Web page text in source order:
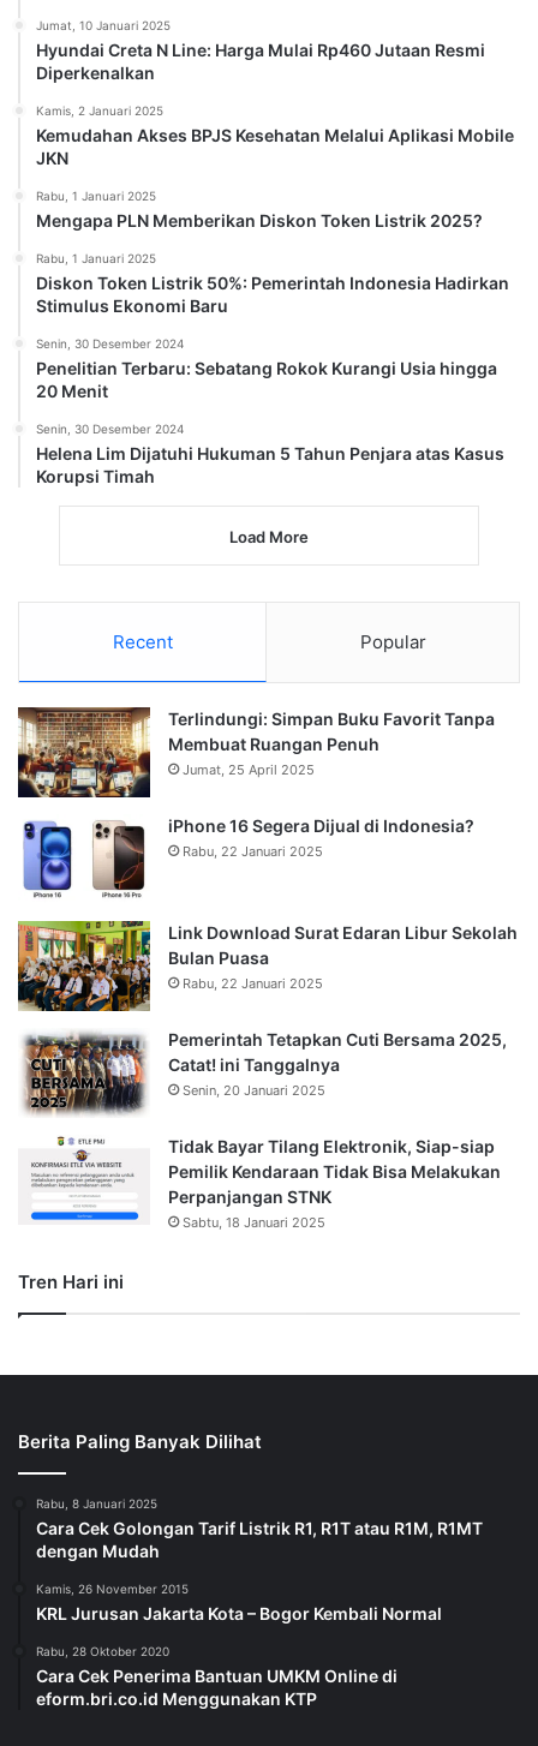
Jumat, 10 Januari 2025
Hyundai Creta N Line: Harga Mulai Rp460 Jutaan Resmi
Diperkenalkan
Kamis, 2 Januari 2025
Kemudahan Akses BPJS Kesehatan Melalui Aplikasi Mobile
JKN
Rabu, 1 Januari 2025
Mengapa PLN Memberikan Diskon Token Listrik 2025?
Rabu, 1 Januari 2025
Diskon Token Listrik 50%: Pemerintah Indonesia Hadirkan
Stimulus Ekonomi Baru
Senin, 30 Desember 2024
Penelitian Terbaru: Sebatang Rokok Kurangi Usia hingga
20 Menit
Senin, 30 Desember 2024
Helena Lim Dijatuhi Hukuman 5 Tahun Penjara atas Kasus
Korupsi Timah
Load More
Recent Popular
Terlindungi: Simpan Buku Favorit Tanpa
Membuat Ruangan Penuh
Jumat, 25 April 2025
iPhone 16 Segera Dijual di Indonesia?
Rabu, 22 Januari 2025
Link Download Surat Edaran Libur Sekolah
Bulan Puasa
Rabu, 22 Januari 2025
Pemerintah Tetapkan Cuti Bersama 2025,
Catat! ini Tanggalnya
Senin, 20 Januari 2025
Tidak Bayar Tilang Elektronik, Siap-siap
Pemilik Kendaraan Tidak Bisa Melakukan
Perpanjangan STNK
Sabtu, 18 Januari 2025
Tren Hari ini
Berita Paling Banyak Dilihat
Rabu, 8 Januari 2025
Cara Cek Golongan Tarif Listrik R1, R1T atau R1M, R1MT
dengan Mudah
Kamis, 26 November 2015
KRL Jurusan Jakarta Kota – Bogor Kembali Normal
Rabu, 28 Oktober 2020
Cara Cek Penerima Bantuan UMKM Online di
eform.bri.co.id Menggunakan KTP